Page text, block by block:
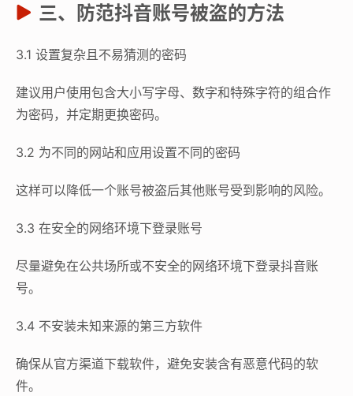
三、防范抖音账号被盗的方法
3.1 设置复杂且不易猜测的密码
建议用户使用包含大小写字母、数字和特殊字符的组合作
为密码，并定期更换密码。
3.2 为不同的网站和应用设置不同的密码
这样可以降低一个账号被盗后其他账号受到影响的风险。
3.3 在安全的网络环境下登录账号
尽量避免在公共场所或不安全的网络环境下登录抖音账
号。
3.4 不安装未知来源的第三方软件
确保从官方渠道下载软件，避免安装含有恶意代码的软
件。